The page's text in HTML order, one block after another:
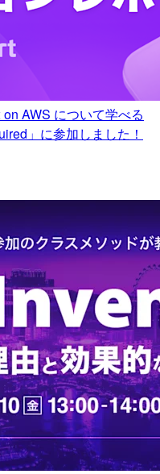
AWS について学べる
」に参加しました！